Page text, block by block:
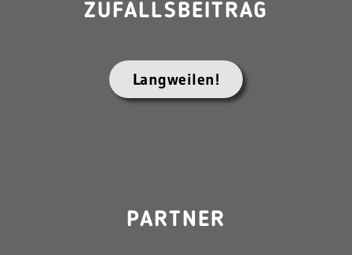
ZUFALLSBEITRAG
Langweilen!
PARTNER